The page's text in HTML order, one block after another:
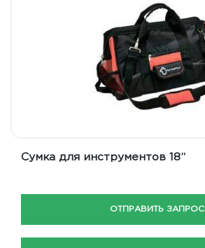
Сумка для инструментов 18″
ОТПРАВИТЬ ЗАПРОС